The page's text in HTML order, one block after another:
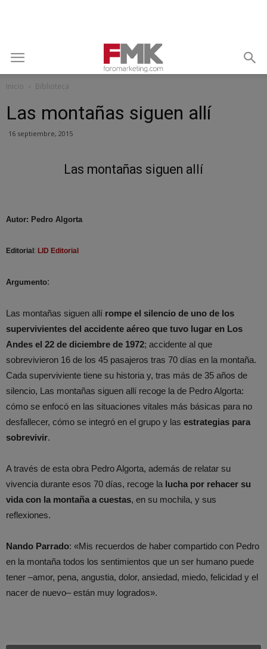
Inicio Biblioteca
Las montañas siguen allí
16 septiembre, 2015
Las montañas siguen allí
Autor: Pedro Algorta
Editorial : LID Editorial
Argumento:
Las montañas siguen allí rompe el silencio de uno de los
supervivientes del accidente aéreo que tuvo lugar en Los
Andes el 22 de diciembre de 1972; accidente al que
sobrevivieron 16 de los 45 pasajeros tras 70 días en la montaña.
Cada superviviente tiene su historia y, tras más de 35 años de
silencio, Las montañas siguen allí recoge la de Pedro Algorta:
cómo se enfocó en las situaciones vitales más básicas para no
desfallecer, cómo se integró en el grupo y las estrategias para
sobrevivir.
A través de esta obra Pedro Algorta, además de relatar su
vivencia durante esos 70 días, recoge la lucha por rehacer su
vida con la montaña a cuestas, en su mochila, y sus
reflexiones.
Nando Parrado: «Mis recuerdos de haber compartido con Pedro
en la montaña todos los sentimientos que un ser humano puede
tener –amor, pena, angustia, dolor, ansiedad, miedo, felicidad y el
nacer de nuevo– están muy logrados».